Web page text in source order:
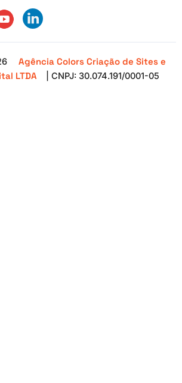
Agência Colors Criação de Sites e
LTDA
| CNPJ: 30.074.191/0001-05